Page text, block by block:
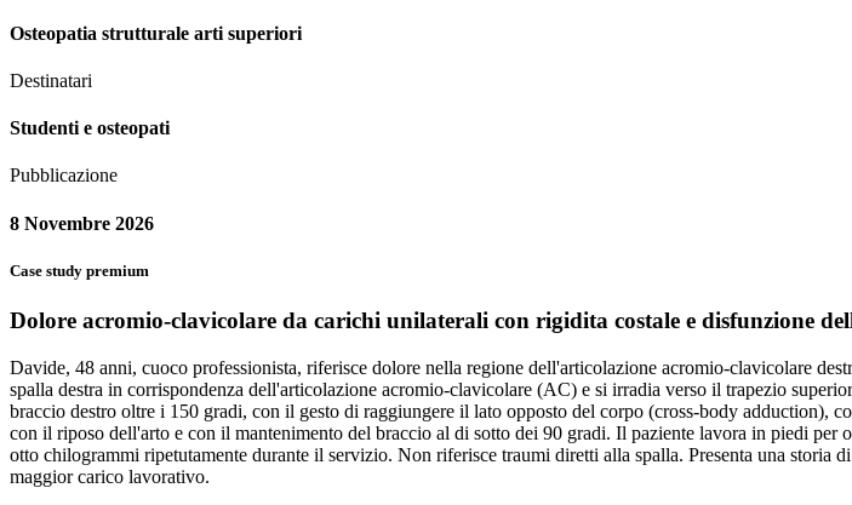
Osteopatia strutturale arti superiori
Destinatari
Studenti e osteopati
Pubblicazione
8 Novembre 2026
Case study premium
Dolore acromio-clavicolare da carichi unilaterali con rigidita costale e disfunzione
Davide, 48 anni, cuoco professionista, riferisce dolore nella regione dell'articolazione acromio-clavicolare
spalla destra in corrispondenza dell'articolazione acromio-clavicolare (AC) e si irradia verso il trapezio
braccio destro oltre i 150 gradi, con il gesto di raggiungere il lato opposto del corpo (cross-body
con il riposo dell'arto e con il mantenimento del braccio al di sotto dei 90 gradi. Il paziente lavora in piedi per
otto chilogrammi ripetutamente durante il servizio. Non riferisce traumi diretti alla spalla. Presenta una
maggior carico lavorativo.